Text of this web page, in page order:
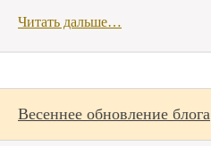
Читать дальше…
Весеннее обновление блога